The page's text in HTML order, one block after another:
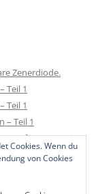
Zenerdiode.
Teil 1
Teil 1
– Teil 1
für 4-40V mit
Cookies. Wenn du
von Cookies